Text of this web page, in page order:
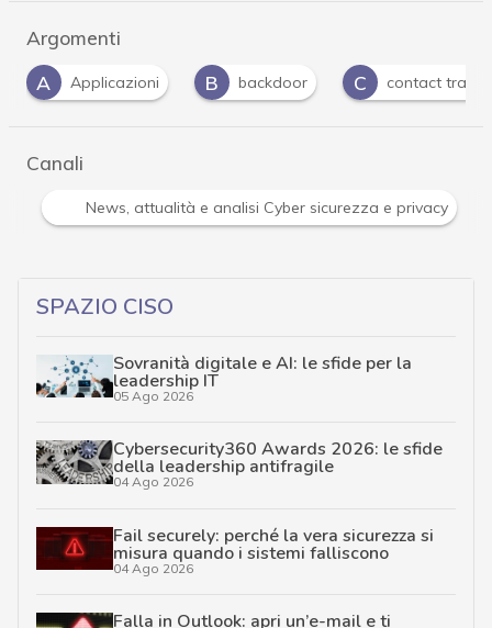
Argomenti
B
backdoor C contact tracing C
Cybercrime
Canali
Attacchi hacker e Malware: le ultime news in tempo
SPAZIO CISO
Sovranità digitale e AI: le sfide per la
leadership IT
05 Ago 2026
Cybersecurity360 Awards 2026: le sfide
della leadership antifragile
04 Ago 2026
Fail securely: perché la vera sicurezza si
misura quando i sistemi falliscono
04 Ago 2026
Falla in Outlook: apri un’e-mail e ti